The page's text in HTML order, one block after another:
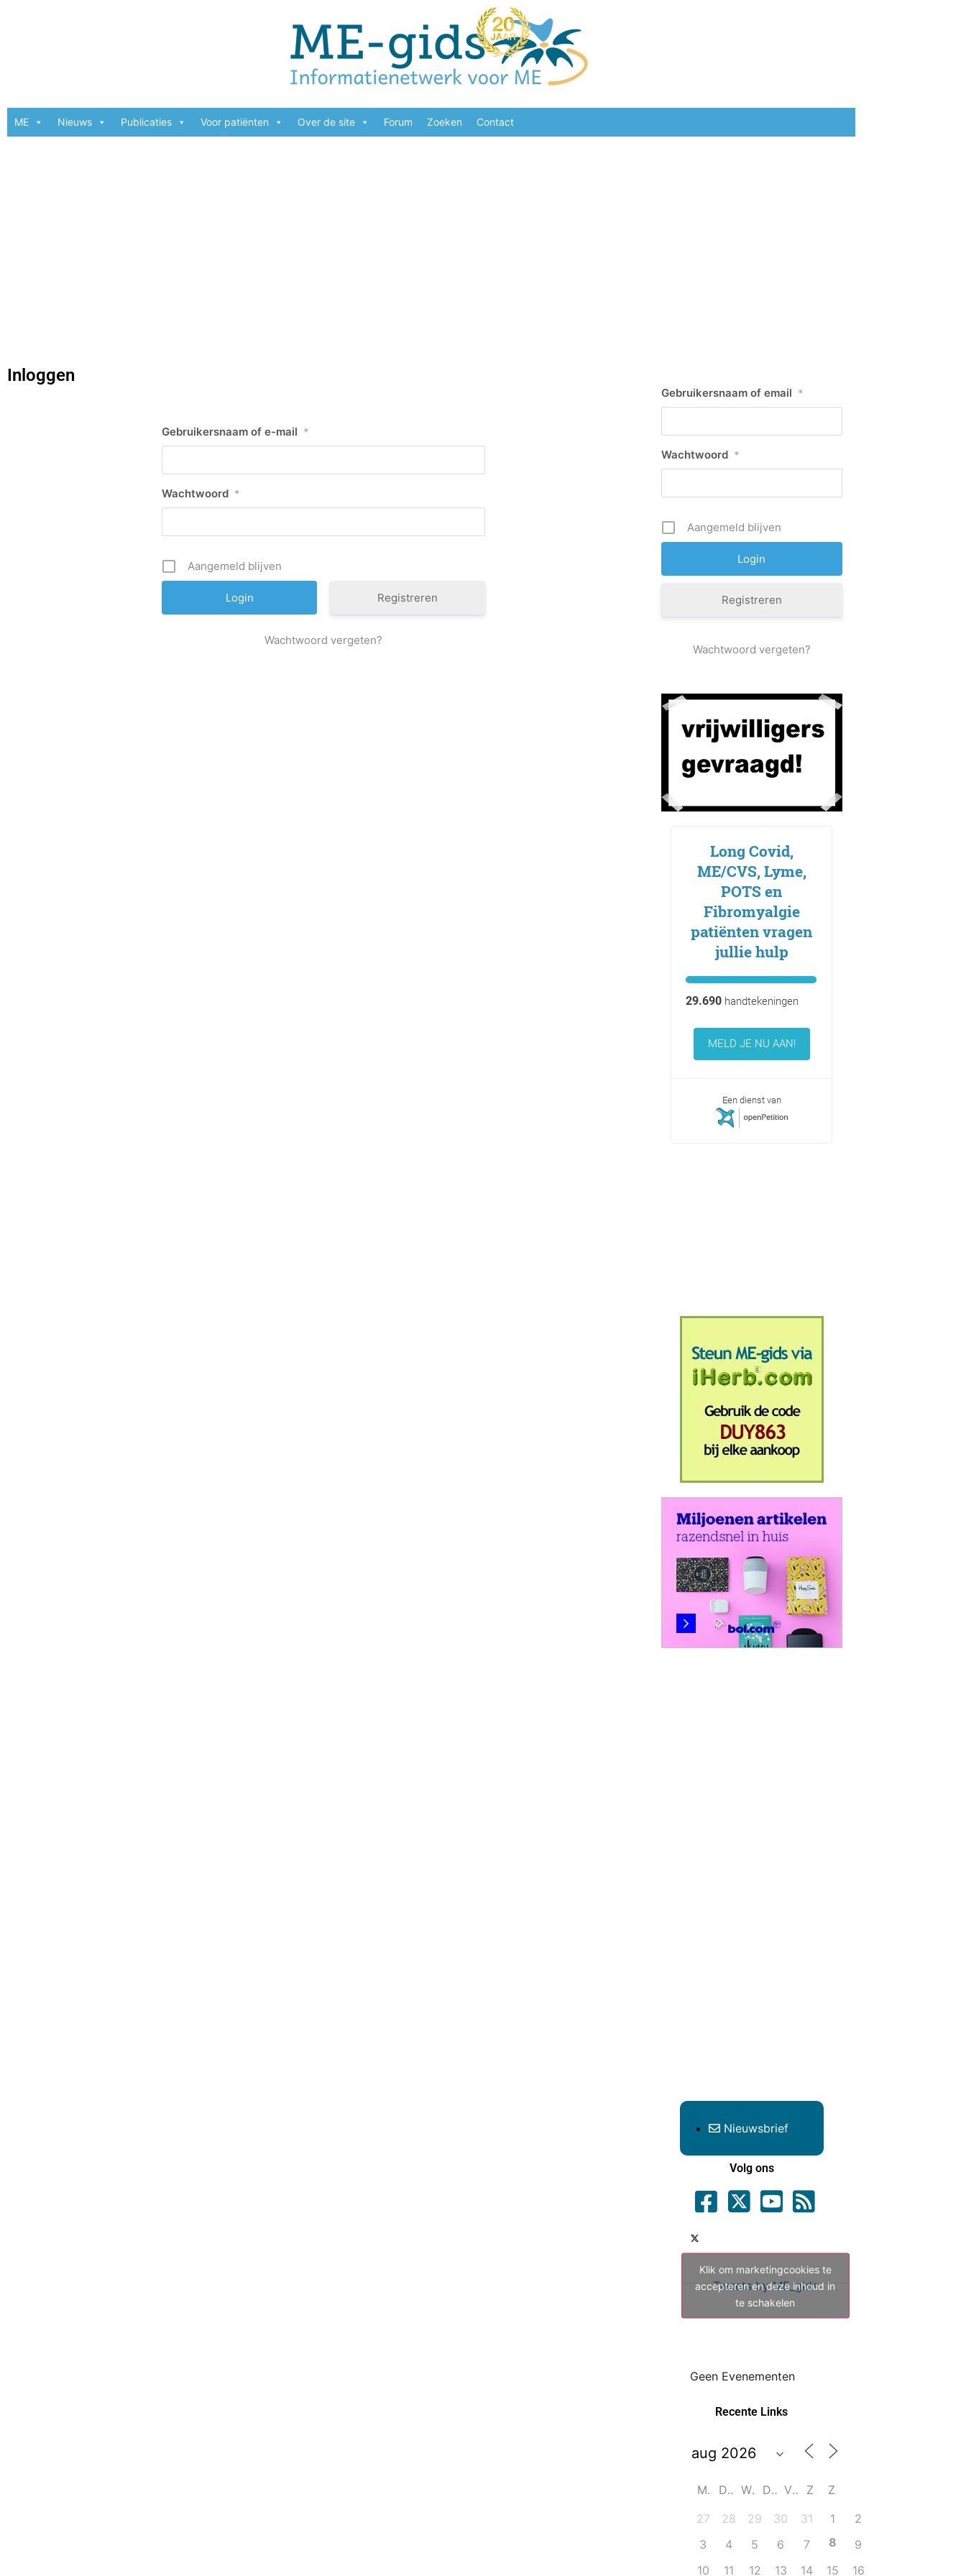
ME Nieuws Publicaties Voor patiënten Over de site Forum Zoeken Contact
Inloggen
Gebruikersnaam of e-mail *
Wachtwoord *
Aangemeld blijven
Registreren
Wachtwoord vergeten?
Gebruikersnaam of email *
Wachtwoord *
Aangemeld blijven
Registreren
Wachtwoord vergeten?
Long Covid,
ME/CVS, Lyme,
POTS en
Fibromyalgie
patiënten vragen
jullie hulp
29.690 handtekeningen
MELD JE NU AAN!
Een dienst van
Nieuwsbrief
Volg ons
Tweets by ME_gids
Klik om marketingcookies te
accepteren en deze inhoud in
te schakelen
Geen Evenementen
Recente Links
M D W D V Z
Z
27
28 29 30 31 1
2
3
4 5 6 7 8
9
10
11 12 13 14 15 16